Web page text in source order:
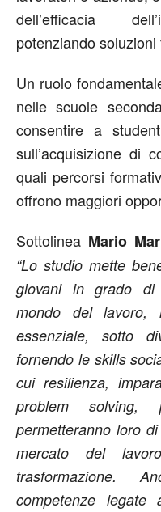
dell’efficacia
potenziando
Un ruolo
nelle scuole
consentire a
sull’acquisizione di
quali percorsi
offrono maggiori
Sottolinea Mario
“Lo studio mette
giovani in grado di
mondo del
essenziale, sotto
fornendo le skills
cui resilienza,
problem
permetteranno loro
mercato del
trasformazione.
competenze legate